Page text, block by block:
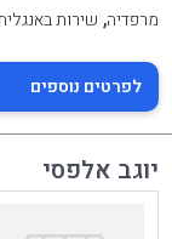
מרפדיה, שירות
לפרטים נוספים
יוגב אלפסי